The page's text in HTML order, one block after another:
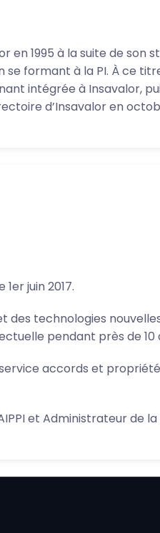
1995 à la suite de son
à la PI. À ce
intégrée à Insavalor,
d’Insavalor en
juin 2017.
technologies
pendant près de 10
accords et
et Administrateur de la